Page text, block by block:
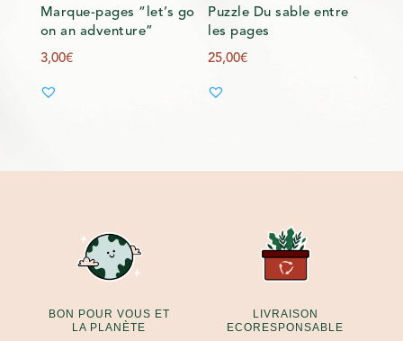
Marque-pages “let’s go
on an adventure”
3,00€
Puzzle Du sable entre
les pages
25,00€
BON POUR VOUS ET
LA PLANÈTE
LIVRAISON
ECORESPONSABLE